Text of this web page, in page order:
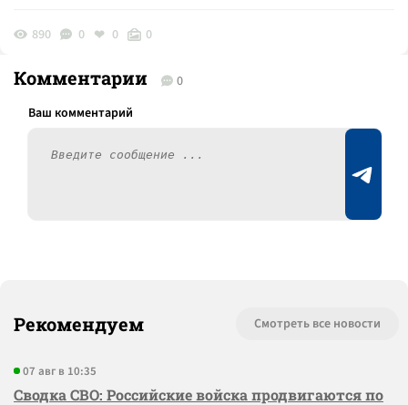
890 0 0 0
Комментарии 0
Рекомендуем Смотреть все новости
07 авг в 10:35
Сводка СВО: Российские войска продвигаются по